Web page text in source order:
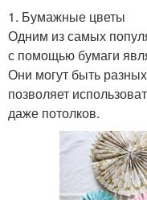
1. Бумажные цветы
Одним из самых
с помощью бумаги
Они могут быть
позволяет
даже потолков.